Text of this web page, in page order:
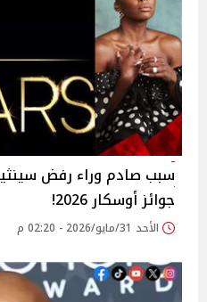
سبب صادم وراء رفض
جوائز أوسكار 2026!
الأحد 31/مايو/2026 - 02:20 م